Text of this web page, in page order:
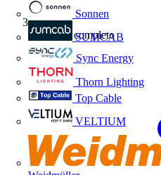
Sonnen
SUMCAB
Sync Energy
Thorn Lighting
Top Cable
VELTIUM
Webinar completo